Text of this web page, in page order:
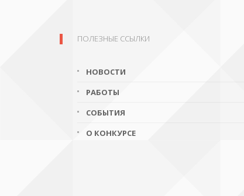
ПОЛЕЗНЫЕ ССЫЛКИ
НОВОСТИ
РАБОТЫ
СОБЫТИЯ
О КОНКУРСЕ